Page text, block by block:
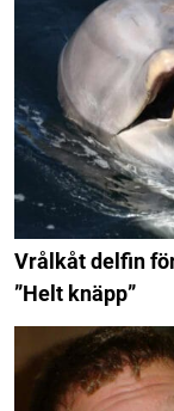
Vrålkåt delfin
”Helt knäpp”